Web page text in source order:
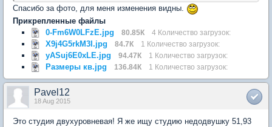
Спасибо за фото, для меня изменения видны.
Прикрепленные файлы
0-Fm6W0LFzE.jpg
80.85К 4 Количество загрузок:
X9j4G5rkM3I.jpg 84.7К 1 Количество загрузок:
yASuj6E0xLE.jpg 94.47К 1 Количество загрузок:
Размеры кв.jpg 136.84К 1 Количество загрузок:
Pavel12
18 Aug 2015
Это студия двухуровневая! Я же ищу студию недодвушку 51,93